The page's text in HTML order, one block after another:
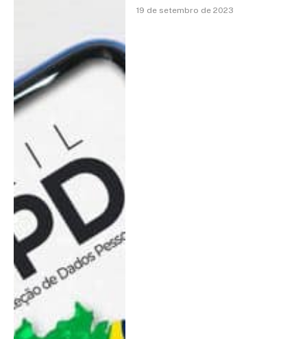
19 de setembro de 2023